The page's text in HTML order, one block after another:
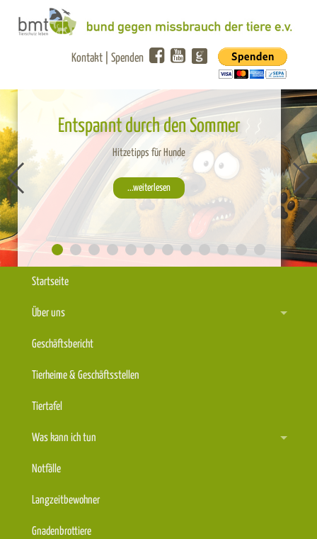
Kontakt Spenden
Entspannt durch den Sommer
Hitzetipps für Hunde
...weiterlesen
Startseite
Über uns
Geschäftsbericht
Tierheime & Geschäftsstellen
Tiertafel
Was kann ich tun
Notfälle
Langzeitbewohner
Gnadenbrottiere